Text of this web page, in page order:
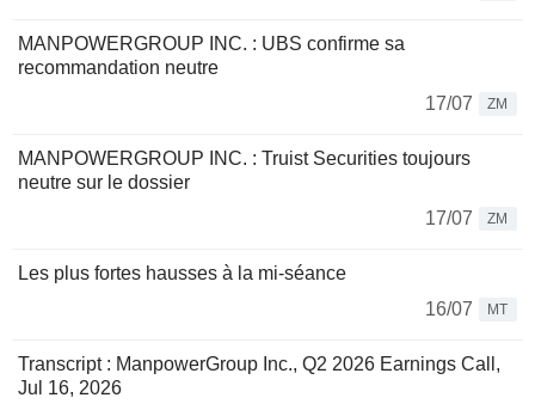
MANPOWERGROUP INC. : UBS confirme sa
recommandation neutre
17/07
ZM
MANPOWERGROUP INC. : Truist Securities toujours
neutre sur le dossier
17/07
ZM
Les plus fortes hausses à la mi-séance
16/07
MT
Transcript : ManpowerGroup Inc., Q2 2026 Earnings Call,
Jul 16, 2026